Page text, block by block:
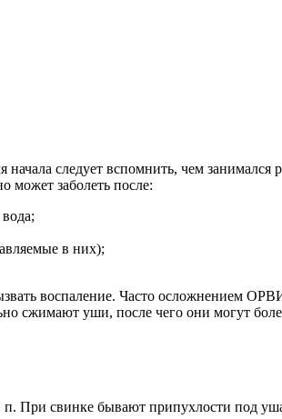
следует вспомнить, чем занимался
может заболеть после:
в них);
воспаление. Часто осложнением ОРВИ
сжимают уши, после чего они могут
При свинке бывают припухлости под